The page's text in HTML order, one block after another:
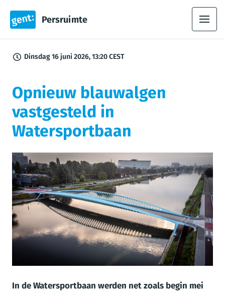
Persruimte
Dinsdag 16 juni 2026, 13:20 CEST
Opnieuw blauwalgen
vastgesteld in
Watersportbaan
In de Watersportbaan werden net zoals begin mei